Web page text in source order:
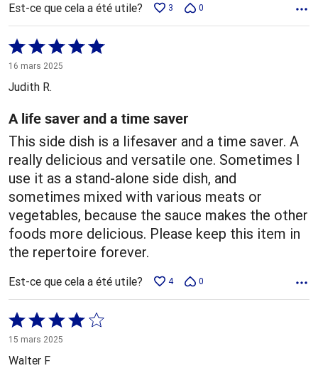
Est-ce que cela a été utile? 3 0
Coté
5 sur
5
16 mars 2025
Judith R.
A life saver and a time saver
This side dish is a lifesaver and a time saver. A
really delicious and versatile one. Sometimes I
use it as a stand-alone side dish, and
sometimes mixed with various meats or
vegetables, because the sauce makes the other
foods more delicious. Please keep this item in
the repertoire forever.
Est-ce que cela a été utile? 4 0
Coté
4 sur
5
15 mars 2025
Walter F